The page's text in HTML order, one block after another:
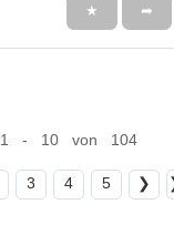
★ ➦
1 - 10 von 104
3 4 5 ❯